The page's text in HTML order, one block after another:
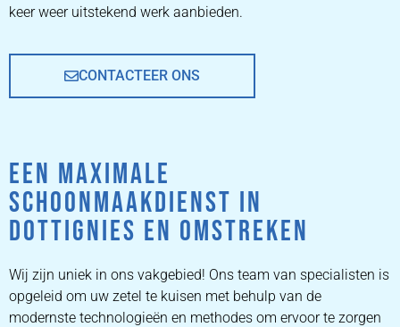
keer weer uitstekend werk aanbieden.
CONTACTEER ONS
EEN MAXIMALE
SCHOONMAAKDIENST IN
DOTTIGNIES EN OMSTREKEN
Wij zijn uniek in ons vakgebied! Ons team van specialisten is
opgeleid om uw zetel te kuisen met behulp van de
modernste technologieën en methodes om ervoor te zorgen